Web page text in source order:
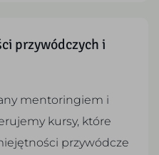
przywódczych i
mentoringiem i
kursy, które
przywódcze